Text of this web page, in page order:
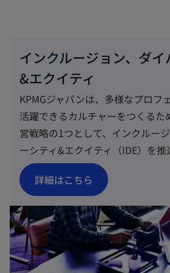
インクルージョン、ダイ
&エクイティ
KPMGジャパンは、多様なプロフ
活躍できるカルチャーをつくるた
営戦略の1つとして、インクルー
ーシティ&エクイティ（IDE）を推
詳細はこちら
新
し
い
タ
ブ
で